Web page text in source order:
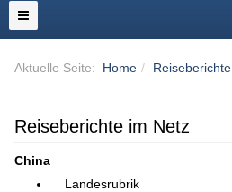
Aktuelle Seite: Home Reiseberichte
Reiseberichte im Netz
China
Landesrubrik